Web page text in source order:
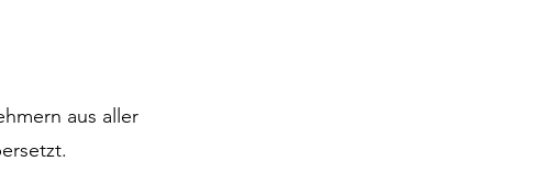
aus aller